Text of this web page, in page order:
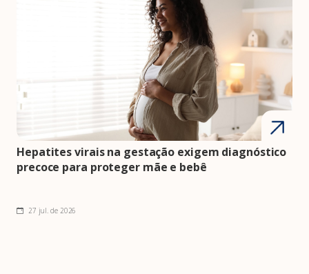
Hepatites virais na gestação exigem diagnóstico
precoce para proteger mãe e bebê
27 jul. de 2026